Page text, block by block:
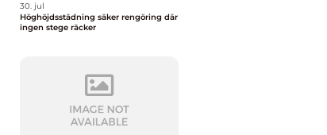
30. jul
Höghöjdsstädning säker rengöring där
ingen stege räcker